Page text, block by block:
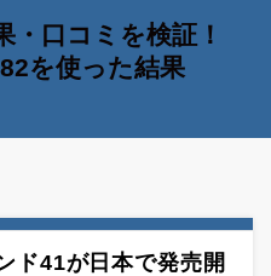
口コミを検証！
を使った結果
ド41が日本で発売開